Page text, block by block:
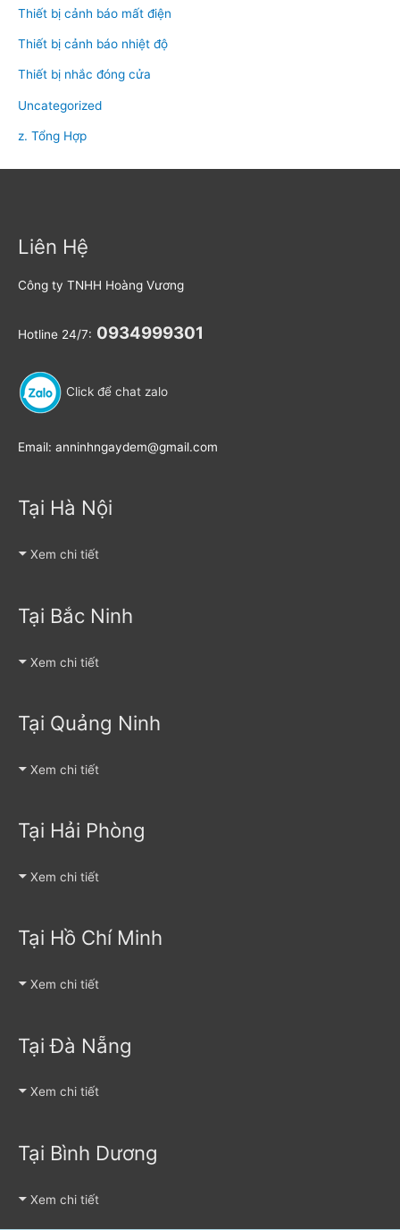
Thiết bị cảnh báo mất điện
Thiết bị cảnh báo nhiệt độ
Thiết bị nhắc đóng cửa
Uncategorized
z. Tổng Hợp
Liên Hệ
Công ty TNHH Hoàng Vương
Hotline 24/7: 0934999301
Click để chat zalo
Email: anninhngaydem@gmail.com
Tại Hà Nội
Xem chi tiết
Tại Bắc Ninh
Xem chi tiết
Tại Quảng Ninh
Xem chi tiết
Tại Hải Phòng
Xem chi tiết
Tại Hồ Chí Minh
Xem chi tiết
Tại Đà Nẵng
Xem chi tiết
Tại Bình Dương
Xem chi tiết